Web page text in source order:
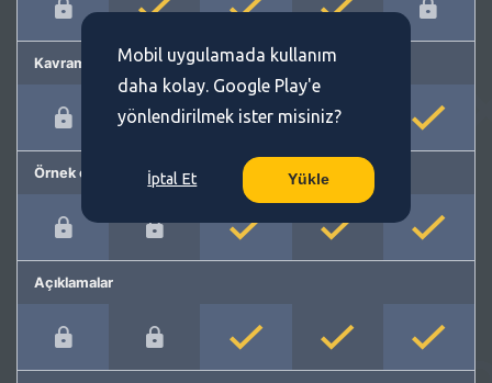
Kavram önerme
Örnek cümleler
Açıklamalar
Mobil uygulamada kullanım
daha kolay. Google Play'e
yönlendirilmek ister misiniz?
İptal Et Yükle